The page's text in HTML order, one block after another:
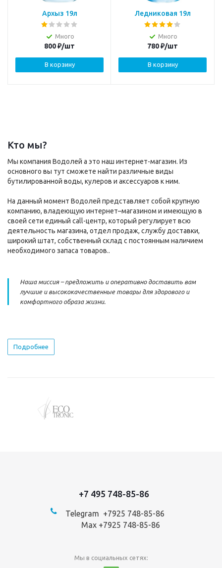
Архыз 19л
Много
800₽/шт
В корзину
Ледниковая 19л
Много
780₽/шт
В корзину
Кто мы?
Мы компания Водолей а это наш интернет-магазин. Из
основного вы тут сможете найти различные виды
бутилированной воды, кулеров и аксессуаров к ним.
На данный момент Водолей представляет собой крупную
компанию, владеющую интернет–магазином и имеющую в
своей сети единый call-центр, который регулирует всю
деятельность магазина, отдел продаж, службу доставки,
широкий штат, собственный склад c постоянным наличием
необходимого запаса товаров..
Наша миссия – предложить и оперативно доставить вам
лучшие и высококачественные товары для здорового и
комфортного образа жизни.
Подробнее
+7 495 748-85-86
Telegram +7925 748-85-86
Max +7925 748-85-86
Мы в социальных сетях: